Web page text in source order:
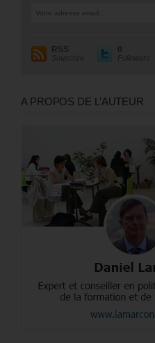
RSS
Souscrire
0
Followers
A PROPOS DE L’AUTEUR